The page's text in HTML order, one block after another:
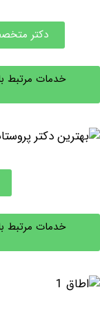
دکتر متخصص
خدمات مرتبط با
خدمات مرتبط با